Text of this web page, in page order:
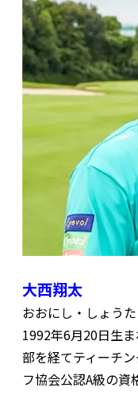
大西翔太
おおにし・しょうた
1992年6月20日生
部を経てティーチ
フ協会公認A級の資